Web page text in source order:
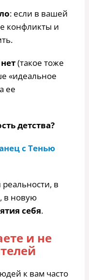
: если в вашей
конфликты и
(такое тоже
«идеальное
ее
детства?
с Тенью
в
в новую
себя.
и не
к вам часто